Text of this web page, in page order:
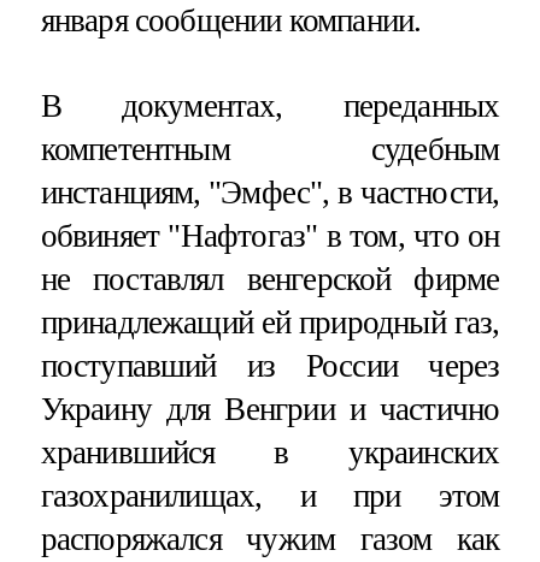
января сообщении компании.
В документах, переданных
компетентным судебным
инстанциям, "Эмфес", в частности,
обвиняет "Нафтогаз" в том, что он
не поставлял венгерской фирме
принадлежащий ей природный газ,
поступавший из России через
Украину для Венгрии и частично
хранившийся в украинских
газохранилищах, и при этом
распоряжался чужим газом как